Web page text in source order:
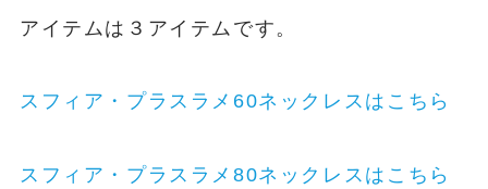
アイテムは３アイテムです。
スフィア・プラスラメ60ネックレスはこちら
スフィア・プラスラメ80ネックレスはこちら